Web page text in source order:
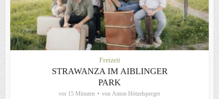
Freizeit
STRAWANZA IM AIBLINGER
PARK
vor 15 Minuten von Anton Hötzelsperger